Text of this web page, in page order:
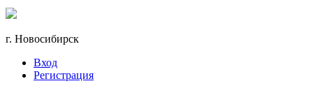
г. Новосибирск
Вход
Регистрация